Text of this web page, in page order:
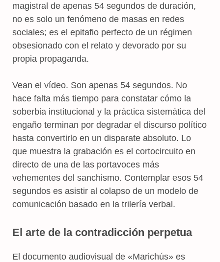
magistral de apenas 54 segundos de duración,
no es solo un fenómeno de masas en redes
sociales; es el epitafio perfecto de un régimen
obsesionado con el relato y devorado por su
propia propaganda.
Vean el vídeo. Son apenas 54 segundos. No
hace falta más tiempo para constatar cómo la
soberbia institucional y la práctica sistemática del
engaño terminan por degradar el discurso político
hasta convertirlo en un disparate absoluto. Lo
que muestra la grabación es el cortocircuito en
directo de una de las portavoces más
vehementes del sanchismo. Contemplar esos 54
segundos es asistir al colapso de un modelo de
comunicación basado en la trilería verbal.
El arte de la contradicción perpetua
El documento audiovisual de «Marichús» es